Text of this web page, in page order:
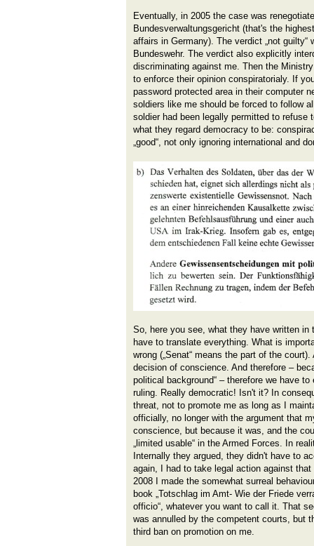
Eventually, in 2005 the case was
Bundesverwaltungsgericht (that's the
affairs in Germany). The verdict „not guilty“
Bundeswehr. The verdict also explicitly
discriminating against me. Then the
to enforce their opinion conspiratorialy. If
password protected area in their computer
soldiers like me should be forced to follow
soldier had been legally permitted to refuse
what they regard democracy to be:
„good“, not only ignoring international and
So, here you see, what they have written in
have to translate everything. What is
wrong („Senat“ means the part of the
decision of conscience. And therefore –
political background“ – therefore we have
ruling. Really democratic! Isn't it? In
threat, not to promote me as long as I
officially, no longer with the argument that
conscience, but because it was, and the
„limited usable“ in the Armed Forces. In
Internally they argued, they didn't have to
again, I had to take legal action against
2008 I made the somewhat surreal
book „Totschlag im Amt- Wie der Friede
officio“, whatever you want to call it. That
was annulled by the competent courts, but
third ban on promotion on me.